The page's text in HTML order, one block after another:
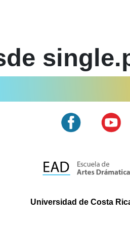
Universidad de Costa